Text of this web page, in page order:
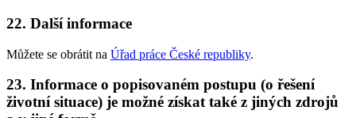
22. Další informace
Můžete se obrátit na Úřad práce České republiky.
23. Informace o popisovaném postupu (o řešení
životní situace) je možné získat také z jiných zdrojů